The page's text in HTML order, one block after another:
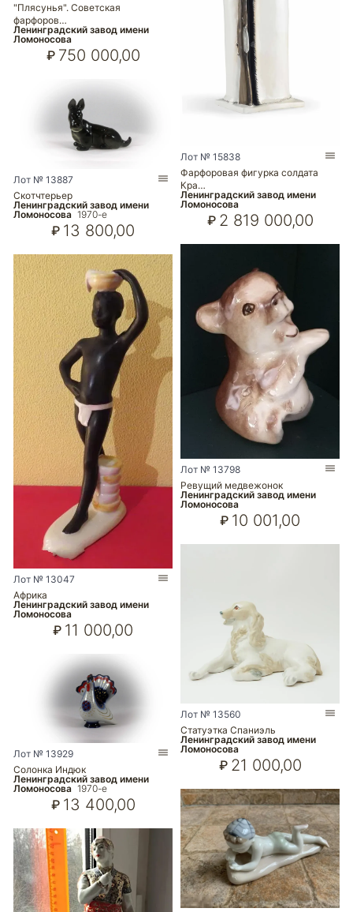
"Плясунья". Советская
фарфоров…
Ленинградский завод имени
Ломоносова
₽ 750 000,00
Лот № 13887
Скотчтерьер
Ленинградский завод имени
Ломоносова 1970-е
₽ 13 800,00
Лот № 13047
Африка
Ленинградский завод имени
Ломоносова
₽ 11 000,00
Лот № 13929
Солонка Индюк
Ленинградский завод имени
Ломоносова 1970-е
₽ 13 400,00
Лот № 15838
Фарфоровая фигурка солдата
Кра…
Ленинградский завод имени
Ломоносова
₽ 2 819 000,00
Лот № 13798
Ревущий медвежонок
Ленинградский завод имени
Ломоносова
₽ 10 001,00
Лот № 13560
Статуэтка Спаниэль
Ленинградский завод имени
Ломоносова
₽ 21 000,00